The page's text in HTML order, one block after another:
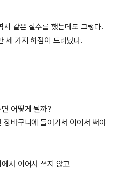
시 같은 실수를 했는데도 그렇다.
세 가지 허점이 드러났다.
어떻게 될까?
장바구니에 들어가서 이어서 써야
서 이어서 쓰지 않고